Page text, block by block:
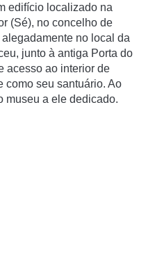
edifí­cio localizado na
(Sé), no concelho de
no local da
junto à antiga Porta do
acesso ao interior de
como seu santuário. Ao
museu a ele dedicado.